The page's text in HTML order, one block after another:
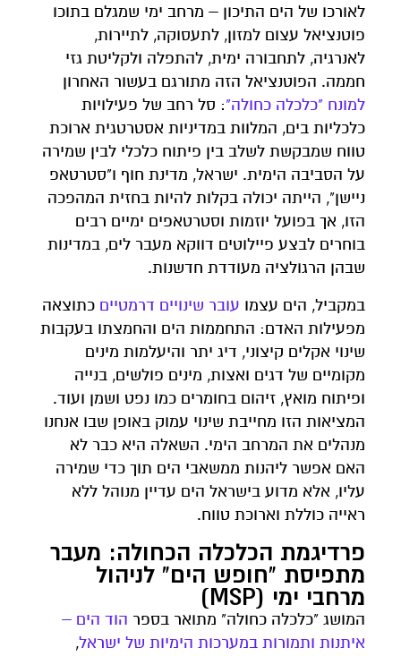
לאורכו של הים התיכון – מרחב ימי שמגלם בתוכו
פוטנציאל עצום למזון, לתעסוקה, לתיירות,
לאנרגיה, לתחבורה ימית, להתפלה ולקליטת גזי
חממה. הפוטנציאל הזה מתורגם בעשור האחרון
למונח "כלכלה כחולה": סל רחב של פעילויות
כלכליות בים, המלוות במדיניות אסטרטגית ארוכת
טווח שמבקשת לשלב בין פיתוח כלכלי לבין שמירה
על הסביבה הימית. ישראל, מדינת חוף ו"סטרטאפ
ניישן", הייתה יכולה בקלות להיות בחזית המהפכה
הזו, אך בפועל יוזמות וסטרטאפים ימיים רבים
בוחרים לבצע פיילוטים דווקא מעבר לים, במדינות
שבהן הרגולציה מעודדת חדשנות.
במקביל, הים עצמו עובר שינויים דרמטיים כתוצאה
מפעילות האדם: התחממות הים והחמצתו בעקבות
שינוי אקלים קיצוני, דיג יתר והיעלמות מינים
מקומיים של דגים ואצות, מינים פולשים, בנייה
ופיתוח מואץ, זיהום בחומרים כמו נפט ושמן ועוד.
המציאות הזו מחייבת שינוי עמוק באופן שבו אנחנו
מנהלים את המרחב הימי. השאלה היא כבר לא
האם אפשר ליהנות ממשאבי הים תוך כדי שמירה
עליו, אלא מדוע בישראל הים עדיין מנוהל ללא
ראייה כוללת וארוכת טווח.
פרדיגמת הכלכלה הכחולה: מעבר
מתפיסת "חופש הים" לניהול
מרחבי ימי (MSP)
המושג "כלכלה כחולה" מתואר בספר הוד הים –
איתנות ותמורות במערכות הימיות של ישראל,